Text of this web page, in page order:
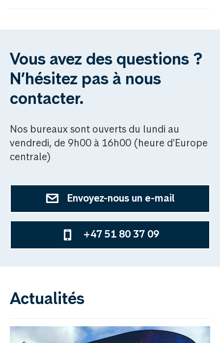
Vous avez des questions ?
N’hésitez pas à nous
contacter.
Nos bureaux sont ouverts du lundi au
vendredi, de 9h00 à 16h00 (heure d'Europe
centrale)
Envoyez-nous un e-mail
+47 51 80 37 09
Actualités